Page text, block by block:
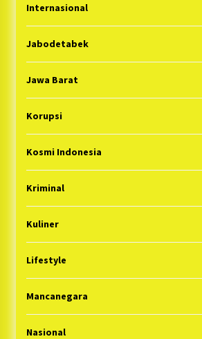
Internasional
Jabodetabek
Jawa Barat
Korupsi
Kosmi Indonesia
Kriminal
Kuliner
Lifestyle
Mancanegara
Nasional